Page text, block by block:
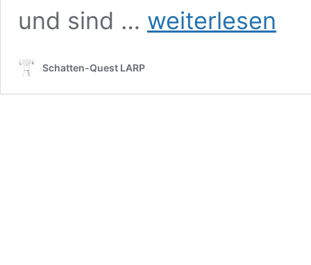
und sind …
und
weiterlesen
Schatten-Quest LARP